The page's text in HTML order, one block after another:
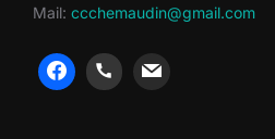
Mail: ccchemaudin@gmail.com